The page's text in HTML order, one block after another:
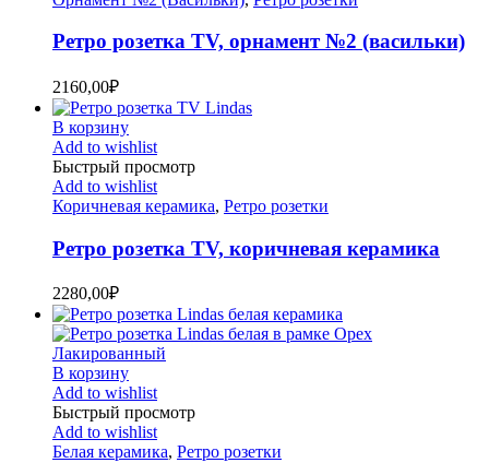
Ретро розетка TV, орнамент №2 (васильки)
2160,00₽
В корзину
Add to wishlist
Быстрый просмотр
Add to wishlist
Коричневая керамика, Ретро розетки
Ретро розетка TV, коричневая керамика
2280,00₽
В корзину
Add to wishlist
Быстрый просмотр
Add to wishlist
Белая керамика, Ретро розетки